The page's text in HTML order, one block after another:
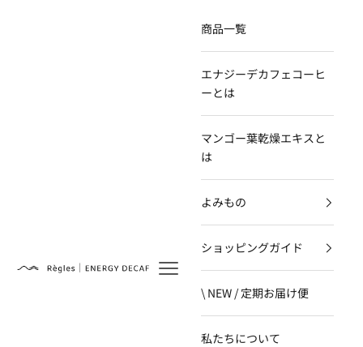
Règles
商品一覧
エナジーデカフェコーヒ
ーとは
マンゴー葉乾燥エキスと
は
よみもの
ショッピングガイド
\ NEW / 定期お届け便
私たちについて